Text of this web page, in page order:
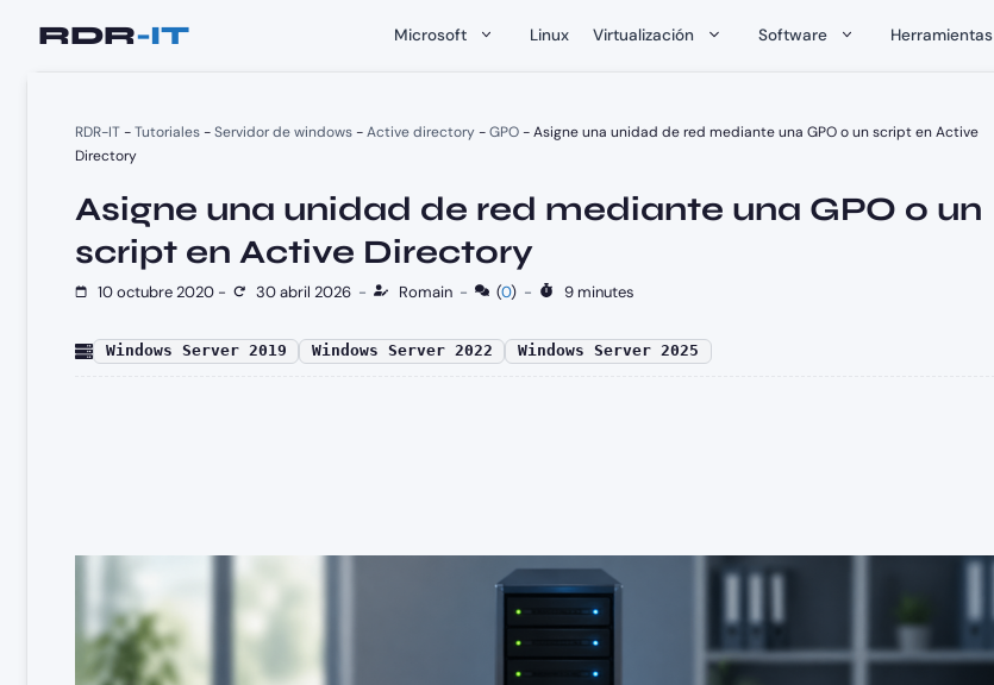
Microsoft Linux Virtualización Software Herramientas
RDR-IT-Tutoriales-Servidor de windows-Active directory-GPO-Asigne una unidad de red mediante una GPO o un script en Active
Directory
Asigne una unidad de red mediante una GPO o un
script en Active Directory
10 octubre 2020 - 30 abril 2026 - Romain - (0) - 9 minutes
Windows Server 2019 Windows Server 2022 Windows Server 2025